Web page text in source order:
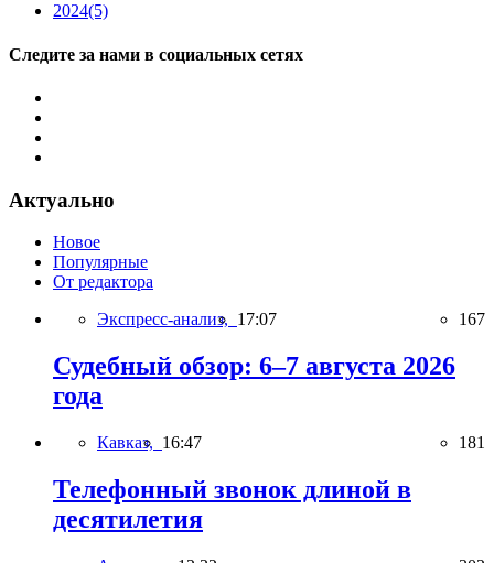
2024(5)
Следите за нами в социальных сетях
Актуально
Новое
Популярные
От редактора
Экспресс-анализ, 17:07 167
Судебный обзор: 6–7 августа 2026
года
Кавказ, 16:47 181
Телефонный звонок длиной в
десятилетия